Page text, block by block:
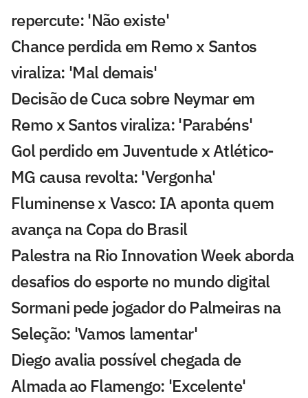
repercute: 'Não existe'
Chance perdida em Remo x Santos
viraliza: 'Mal demais'
Decisão de Cuca sobre Neymar em
Remo x Santos viraliza: 'Parabéns'
Gol perdido em Juventude x Atlético-
MG causa revolta: 'Vergonha'
Fluminense x Vasco: IA aponta quem
avança na Copa do Brasil
Palestra na Rio Innovation Week aborda
desafios do esporte no mundo digital
Sormani pede jogador do Palmeiras na
Seleção: 'Vamos lamentar'
Diego avalia possível chegada de
Almada ao Flamengo: 'Excelente'